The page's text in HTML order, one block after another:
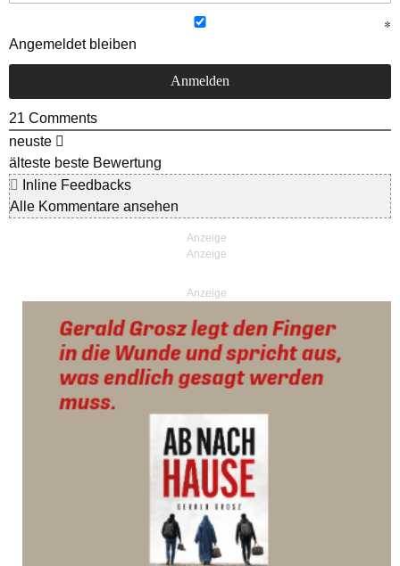
Angemeldet bleiben
21 Comments
neuste
älteste beste Bewertung
Inline Feedbacks
Alle Kommentare ansehen
Anzeige